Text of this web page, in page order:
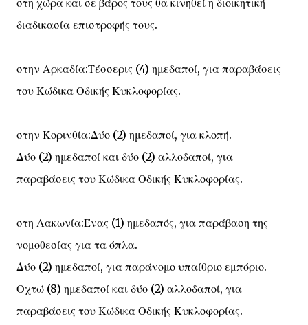
στη χώρα και σε βάρος τους θα κινηθεί η διοικητική
διαδικασία επιστροφής τους.
στην Αρκαδία:Τέσσερις (4) ημεδαποί, για παραβάσεις
του Κώδικα Οδικής Κυκλοφορίας.
στην Κορινθία:Δύο (2) ημεδαποί, για κλοπή.
Δύο (2) ημεδαποί και δύο (2) αλλοδαποί, για
παραβάσεις του Κώδικα Οδικής Κυκλοφορίας.
στη Λακωνία:Ένας (1) ημεδαπός, για παράβαση της
νομοθεσίας για τα όπλα.
Δύο (2) ημεδαποί, για παράνομο υπαίθριο εμπόριο.
Οχτώ (8) ημεδαποί και δύο (2) αλλοδαποί, για
παραβάσεις του Κώδικα Οδικής Κυκλοφορίας.